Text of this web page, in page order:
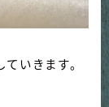
いきます。